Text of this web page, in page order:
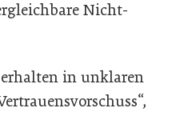
Nicht-
in unklaren